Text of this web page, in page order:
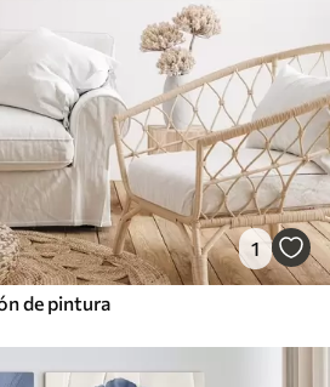
1
de pintura